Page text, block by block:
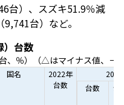
台）、スズキ51.9％減
台）など。
）台数
台、％）（△はマイナス値、－
国名
2022年
台数
台数
シ